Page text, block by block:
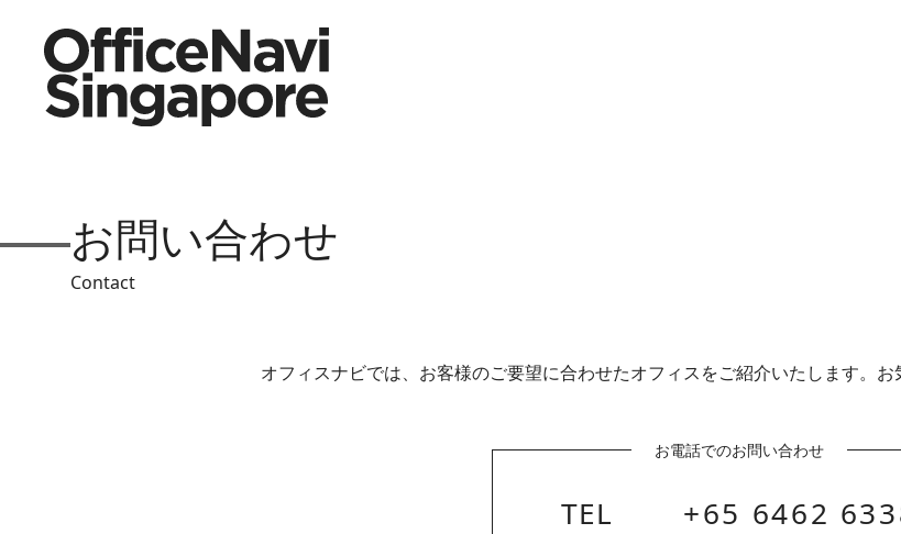
お問い合わせ
Contact
オフィスナビでは、お客様のご要望に合わせたオフィスをご紹介いたします。お
お電話でのお問い合わせ
TEL
+65 6462